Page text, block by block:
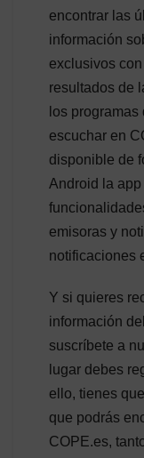
encontrar las
información
exclusivos
resultados de
los
escuchar en
disponible de
Android la
emisoras y
notificaciones
Y si quieres
información
suscríbete a
lugar debes
ello, tienes
que podrás
COPE.es,